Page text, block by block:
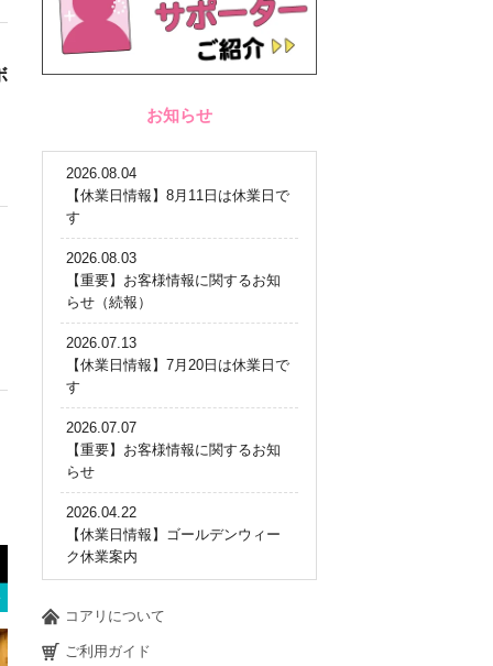
お知らせ
2026.08.04
【休業日情報】8月11日は休業日で
す
2026.08.03
【重要】お客様情報に関するお知
らせ（続報）
2026.07.13
【休業日情報】7月20日は休業日で
す
2026.07.07
【重要】お客様情報に関するお知
らせ
2026.04.22
【休業日情報】ゴールデンウィー
ク休業案内
コアリについて
ご利用ガイド